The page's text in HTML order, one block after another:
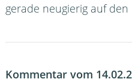
gerade neugierig auf den
Kommentar vom